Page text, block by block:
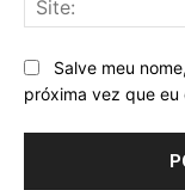
Salve meu
próxima vez que eu